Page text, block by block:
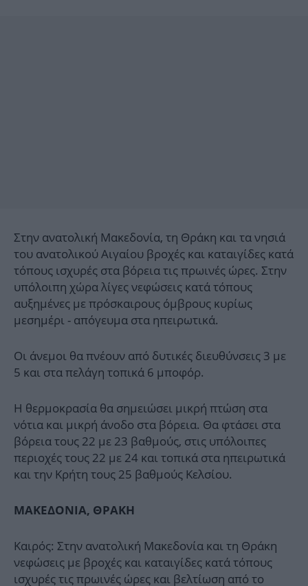
Στην ανατολική Μακεδονία, τη Θράκη και τα νησιά
του ανατολικού Αιγαίου βροχές και καταιγίδες κατά
τόπους ισχυρές στα βόρεια τις πρωινές ώρες. Στην
υπόλοιπη χώρα λίγες νεφώσεις κατά τόπους
αυξημένες με πρόσκαιρους όμβρους κυρίως
μεσημέρι - απόγευμα στα ηπειρωτικά.
Οι άνεμοι θα πνέουν από δυτικές διευθύνσεις 3 με
5 και στα πελάγη τοπικά 6 μποφόρ.
Η θερμοκρασία θα σημειώσει μικρή πτώση στα
νότια και μικρή άνοδο στα βόρεια. Θα φτάσει στα
βόρεια τους 22 με 23 βαθμούς, στις υπόλοιπες
περιοχές τους 22 με 24 και τοπικά στα ηπειρωτικά
και την Κρήτη τους 25 βαθμούς Κελσίου.
ΜΑΚΕΔΟΝΙΑ, ΘΡΑΚΗ
Καιρός: Στην ανατολική Μακεδονία και τη Θράκη
νεφώσεις με βροχές και καταιγίδες κατά τόπους
ισχυρές τις πρωινές ώρες και βελτίωση από το